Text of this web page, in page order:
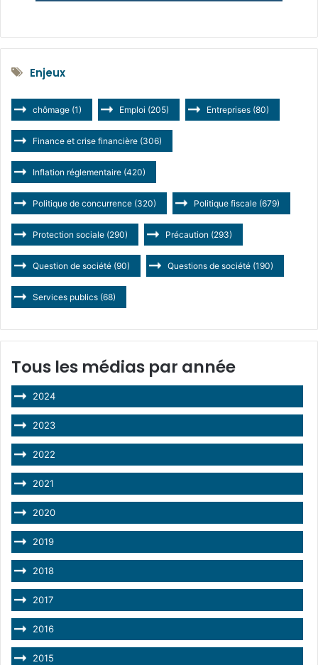
Enjeux
chômage (1) Emploi (205) Entreprises (80)
Finance et crise financière (306)
Inflation réglementaire (420)
Politique de concurrence (320) Politique fiscale (679)
Protection sociale (290) Précaution (293)
Question de société (90) Questions de société (190)
Services publics (68)
Tous les médias par année
2024
2023
2022
2021
2020
2019
2018
2017
2016
2015